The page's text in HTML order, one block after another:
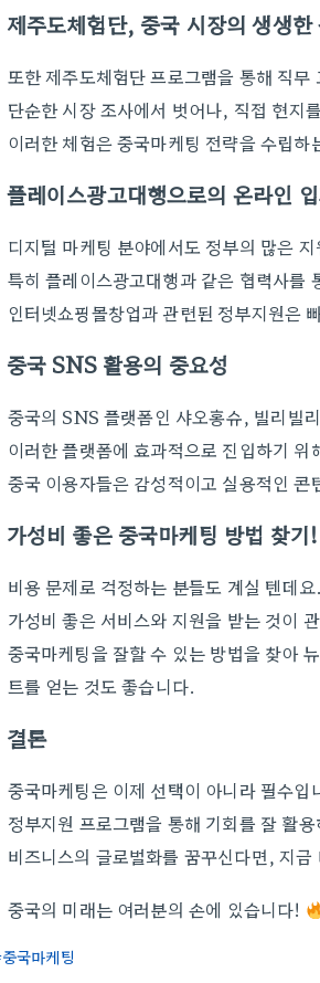
제주도체험단, 중국 시장의 생생
또한 제주도체험단 프로그램을 통해 직
단순한 시장 조사에서 벗어나, 직접 현지
이러한 체험은 중국마케팅 전략을 수립
플레이스광고대행으로의 온라인
디지털 마케팅 분야에서도 정부의 많은
특히 플레이스광고대행과 같은 협력사를
인터넷쇼핑몰창업과 관련된 정부지원은
중국 SNS 활용의 중요성
중국의 SNS 플랫폼인 샤오홍슈, 빌리빌
이러한 플랫폼에 효과적으로 진입하기
중국 이용자들은 감성적이고 실용적인
가성비 좋은 중국마케팅 방법 찾기!
비용 문제로 걱정하는 분들도 계실 텐데요.
가성비 좋은 서비스와 지원을 받는 것이
중국마케팅을 잘할 수 있는 방법을 찾아
트를 얻는 것도 좋습니다.
결론
중국마케팅은 이제 선택이 아니라 필수입
정부지원 프로그램을 통해 기회를 잘 활
비즈니스의 글로벌화를 꿈꾸신다면, 지
중국의 미래는 여러분의 손에 있습니다!
중국마케팅